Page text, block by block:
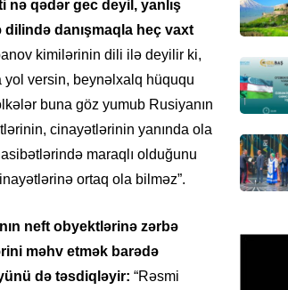
qədər gec deyil, yanlış
danışmaqla heç vaxt
kimilərinin dili ilə deyilir ki,
yol versin, beynəlxalq hüququ
buna göz yumub Rusiyanın
cinayətlərinin yanında ola
maraqlı olduğunu
ortaq ola bilməz”.
neft obyektlərinə zərbə
məhv etmək barədə
də təsdiqləyir: “Rəsmi
GÜNDƏM
MANŞET